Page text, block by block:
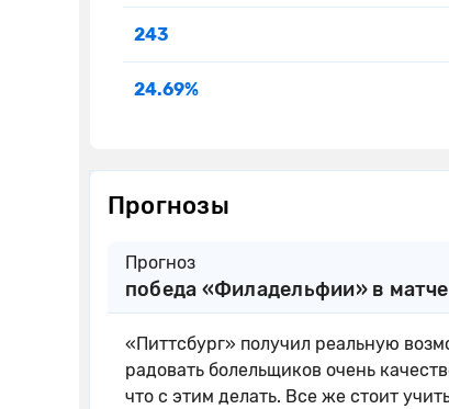
243
24.69%
Прогнозы
Прогноз
победа «Филадельфии» в матче
«Питтсбург» получил реальную
радовать болельщиков очень
что с этим делать. Все же стоит